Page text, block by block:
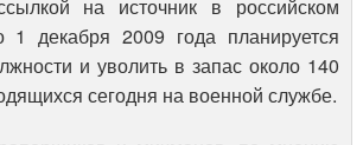
на источник в российском
декабря 2009 года планируется
и уволить в запас около 140
сегодня на военной службе.